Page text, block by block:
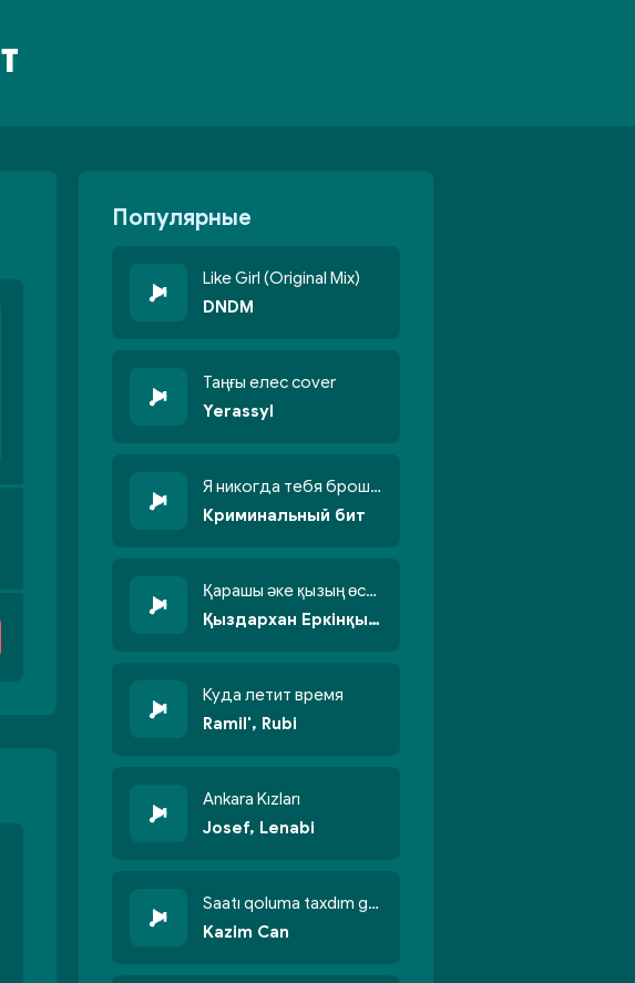
Популярные
Like Girl (Original Mix)
DNDM
Таңғы елес cover
Yerassyl
Я никогда тебя брошу никогда не кину
Криминальный бит
Қарашы әке қызың өсті бойжеттіп
Қыздархан Еркінқызы
Куда летит время
Ramil', Rubi
Ankara Kızları
Josef, Lenabi
Saatı qoluma taxdım göyün üzünə qalxdım
Kazim Can